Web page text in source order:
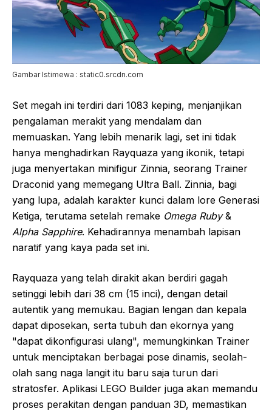
Gambar Istimewa : static0.srcdn.com
Set megah ini terdiri dari 1083 keping, menjanjikan
pengalaman merakit yang mendalam dan
memuaskan. Yang lebih menarik lagi, set ini tidak
hanya menghadirkan Rayquaza yang ikonik, tetapi
juga menyertakan minifigur Zinnia, seorang Trainer
Draconid yang memegang Ultra Ball. Zinnia, bagi
yang lupa, adalah karakter kunci dalam lore Generasi
Ketiga, terutama setelah remake Omega Ruby&
Alpha Sapphire. Kehadirannya menambah lapisan
naratif yang kaya pada set ini.
Rayquaza yang telah dirakit akan berdiri gagah
setinggi lebih dari 38 cm (15 inci), dengan detail
autentik yang memukau. Bagian lengan dan kepala
dapat diposekan, serta tubuh dan ekornya yang
"dapat dikonfigurasi ulang", memungkinkan Trainer
untuk menciptakan berbagai pose dinamis, seolah-
olah sang naga langit itu baru saja turun dari
stratosfer. Aplikasi LEGO Builder juga akan memandu
proses perakitan dengan panduan 3D, memastikan